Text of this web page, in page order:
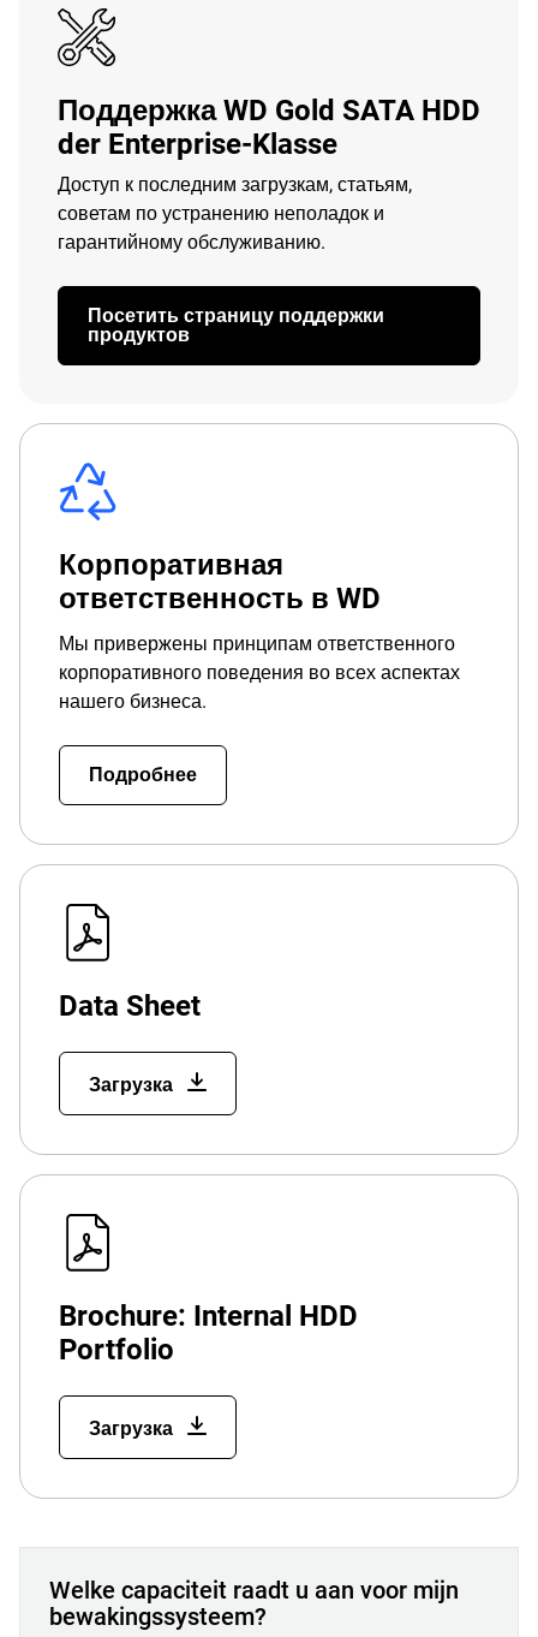
Поддержка WD Gold SATA HDD
der Enterprise-Klasse
Доступ к последним загрузкам, статьям,
советам по устранению неполадок и
гарантийному обслуживанию.
Посетить страницу поддержки
продуктов
Корпоративная
ответственность в WD
Мы привержены принципам ответственного
корпоративного поведения во всех аспектах
нашего бизнеса.
Подробнее
Data Sheet
Загрузка
Brochure: Internal HDD
Portfolio
Загрузка
Welke capaciteit raadt u aan voor mijn
bewakingssysteem?